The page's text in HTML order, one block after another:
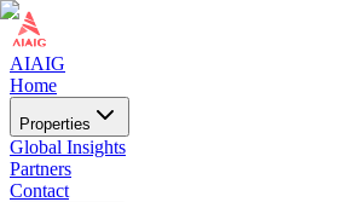
AIAIG
Home
Properties
Global Insights
Partners
Contact